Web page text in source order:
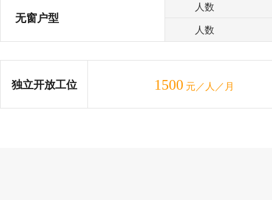
无窗户型
人数
人数
独立开放工位 1500 元／人／月